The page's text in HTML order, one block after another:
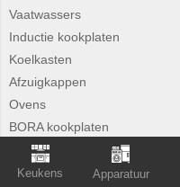
Keukens Apparatuur
Vaatwassers
Inductie kookplaten
Koelkasten
Afzuigkappen
Ovens
BORA kookplaten
Miele shop online